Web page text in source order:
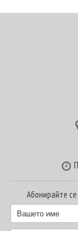
Абонирайте